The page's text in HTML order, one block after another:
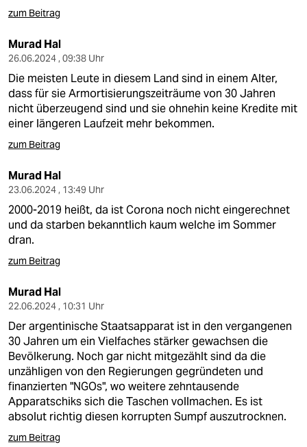
zum Beitrag
Murad Hal
26.06.2024 , 09:38 Uhr
Die meisten Leute in diesem Land sind in einem Alter,
dass für sie Armortisierungszeiträume von 30 Jahren
nicht überzeugend sind und sie ohnehin keine Kredite mit
einer längeren Laufzeit mehr bekommen.
zum Beitrag
Murad Hal
23.06.2024 , 13:49 Uhr
2000-2019 heißt, da ist Corona noch nicht eingerechnet
und da starben bekanntlich kaum welche im Sommer
dran.
zum Beitrag
Murad Hal
22.06.2024 , 10:31 Uhr
Der argentinische Staatsapparat ist in den vergangenen
30 Jahren um ein Vielfaches stärker gewachsen die
Bevölkerung. Noch gar nicht mitgezählt sind da die
unzähligen von den Regierungen gegründeten und
finanzierten "NGOs", wo weitere zehntausende
Apparatschiks sich die Taschen vollmachen. Es ist
absolut richtig diesen korrupten Sumpf auszutrocknen.
zum Beitrag